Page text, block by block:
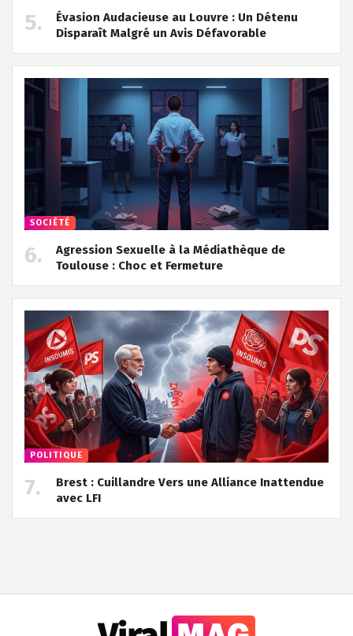
Évasion Audacieuse au Louvre : Un Détenu
Disparaît Malgré un Avis Défavorable
SOCIÉTÉ
Agression Sexuelle à la Médiathèque de
Toulouse : Choc et Fermeture
POLITIQUE
Brest : Cuillandre Vers une Alliance Inattendue
avec LFI